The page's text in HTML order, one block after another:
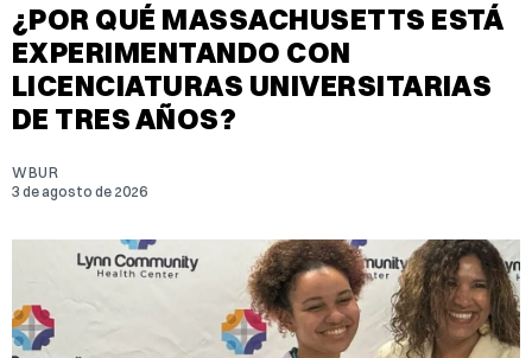
¿POR QUÉ MASSACHUSETTS ESTÁ
EXPERIMENTANDO CON
LICENCIATURAS UNIVERSITARIAS
DE TRES AÑOS?
WBUR
3 de agosto de 2026